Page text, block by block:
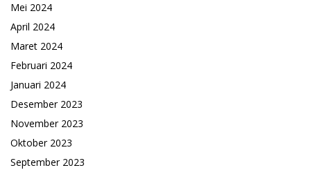
Mei 2024
April 2024
Maret 2024
Februari 2024
Januari 2024
Desember 2023
November 2023
Oktober 2023
September 2023